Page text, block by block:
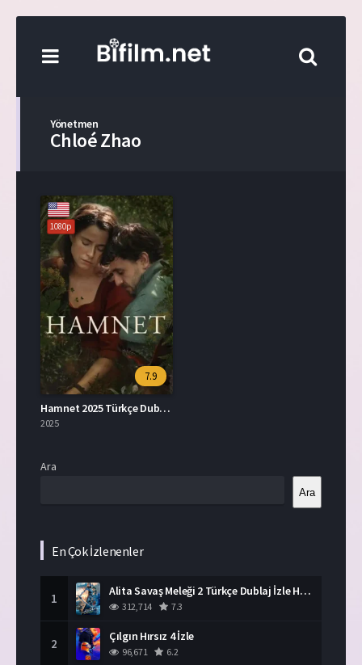
Yönetmen
Chloé Zhao
1080p
7.9
Hamnet 2025 Türkçe Dublaj İzle
2025
Ara
Ara
En Çok İzlenenler
1 Alita Savaş Meleği 2 Türkçe Dublaj İzle HD Film
312,714 7.3
2 Çılgın Hırsız 4 İzle
96,671 6.2